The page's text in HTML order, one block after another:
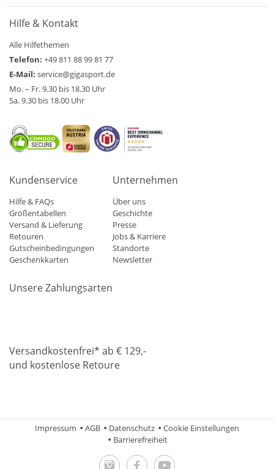
Hilfe & Kontakt
Alle Hilfethemen
Telefon: +49 811 88 99 81 77
E-Mail: service@gigasport.de
Mo. – Fr. 9.30 bis 18.30 Uhr
Sa. 9.30 bis 18.00 Uhr
Kundenservice
Hilfe & FAQs
Größentabellen
Versand & Lieferung
Retouren
Gutscheinbedingungen
Geschenkkarten
Unternehmen
Über uns
Geschichte
Presse
Jobs & Karriere
Standorte
Newsletter
Unsere Zahlungsarten
Versandkostenfrei* ab € 129,-
und kostenlose Retoure
Impressum AGB Datenschutz
Cookie Einstellungen
Barrierefreiheit